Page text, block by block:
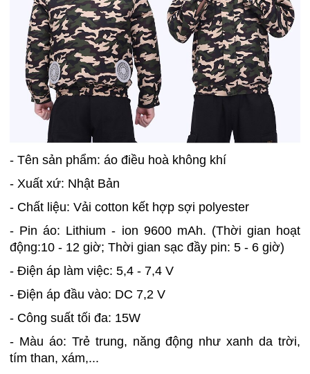
- Tên sản phẩm: áo điều hoà không khí
- Xuất xứ: Nhật Bản
- Chất liệu: Vải cotton kết hợp sợi polyester
- Pin áo: Lithium - ion 9600 mAh. (Thời gian hoạt
động:10 - 12 giờ; Thời gian sạc đầy pin: 5 - 6 giờ)
- Điện áp làm việc: 5,4 - 7,4 V
- Điện áp đầu vào: DC 7,2 V
- Công suất tối đa: 15W
- Màu áo: Trẻ trung, năng động như xanh da trời,
tím than, xám,...